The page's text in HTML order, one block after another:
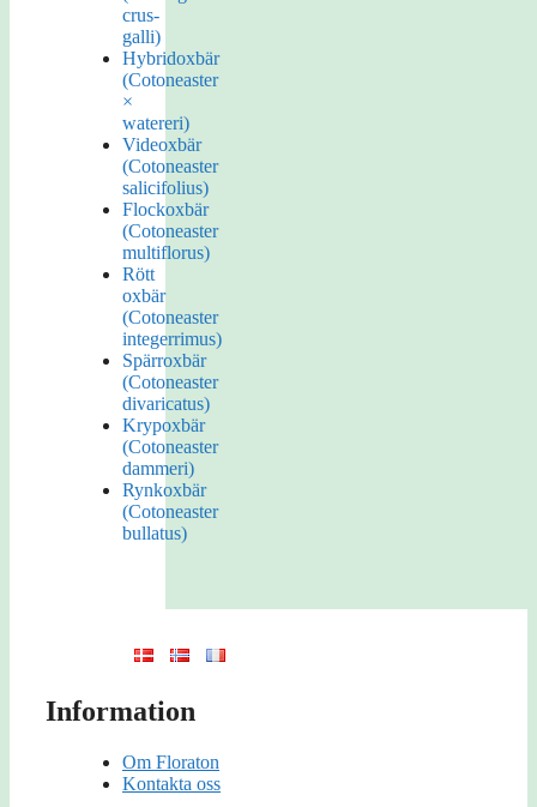
crus-
galli)
Hybridoxbär
(Cotoneaster
×
watereri)
Videoxbär
(Cotoneaster
salicifolius)
Flockoxbär
(Cotoneaster
multiflorus)
Rött
oxbär
(Cotoneaster
integerrimus)
Spärroxbär
(Cotoneaster
divaricatus)
Krypoxbär
(Cotoneaster
dammeri)
Rynkoxbär
(Cotoneaster
bullatus)
Information
Om Floraton
Kontakta oss